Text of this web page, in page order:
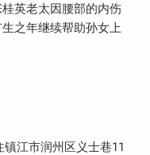
英老太因腰部的内伤
之年继续帮助孙女上
江市润州区义士巷11